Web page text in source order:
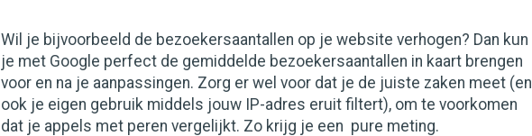
Wil je bijvoorbeeld de bezoekersaantallen op je website verhogen? Dan kun
je met Google perfect de gemiddelde bezoekersaantallen in kaart brengen
voor en na je aanpassingen. Zorg er wel voor dat je de juiste zaken meet (en
ook je eigen gebruik middels jouw IP-adres eruit filtert), om te voorkomen
dat je appels met peren vergelijkt. Zo krijg je een pure meting.